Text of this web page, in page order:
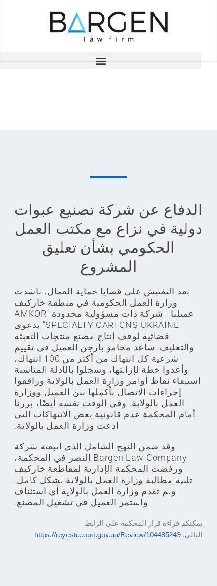
الدفاع عن شركة تصنيع عبوات
دولية في نزاع مع مكتب العمل
الحكومي بشأن تعليق
المشروع
بعد التفتيش على قضايا حماية العمال، ناشدت
وزارة العمل الحكومية في منطقة خاركيف
عميلنا - شركة ذات مسؤولية محدودة "AMKOR
SPECIALTY CARTONS UKRAINE" بدعوى
قضائية لوقف إنتاج مصنع منتجات التعبئة
والتغليف. ساعد محامو بارجن العميل في تقييم
شرعية كل انتهاك من أكثر من 100 انتهاك،
وأعدوا خطة لإزالتها، وسجلوا بالأدلة المناسبة
استيفاء نقاط أوامر وزارة العمل بالولاية ورافقوا
إجراءات الاتصال بأكملها بين العميل ووزارة
العمل بالولاية. وفي الوقت نفسه أيضًا، بررنا
أمام المحكمة عدم قانونية بعض الانتهاكات التي
ادعت وزارة العمل بالولاية.
وقد ضمن النهج الشامل الذي اتبعته شركة
Bargen Law Company النصر في المحكمة،
ورفضت المحكمة الإدارية لمقاطعة خاركيف
تلبية مطالبة وزارة العمل بالولاية بشكل كامل.
ولم تقدم وزارة العمل بالولاية أي استئناف
واستمر العميل في تشغيل المصنع.
يمكنكم قراءة قرار المحكمة على الرابط
التالي: https://reyestr.court.gov.ua/Review/104485249